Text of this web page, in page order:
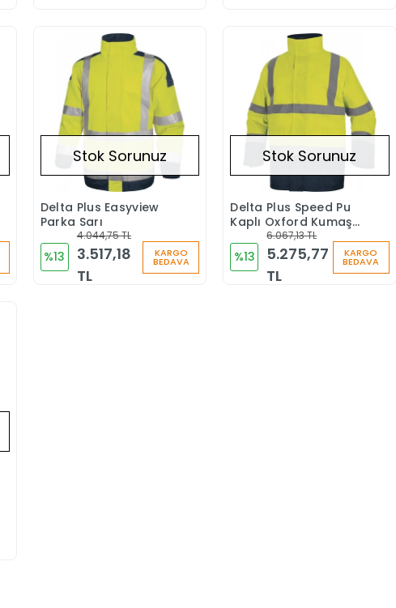
Stokta Yok
Stok Sorunuz
Delta Plus Easyview
Parka Sarı
%13
4.044,75 TL
3.517,18
TL
KARGO
BEDAVA
Stokta Yok
Stok Sorunuz
Delta Plus Speed Pu
Kaplı Oxford Kumaş
5+1 Parka Sarı
%13
6.067,13 TL
5.275,77
TL
KARGO
BEDAVA